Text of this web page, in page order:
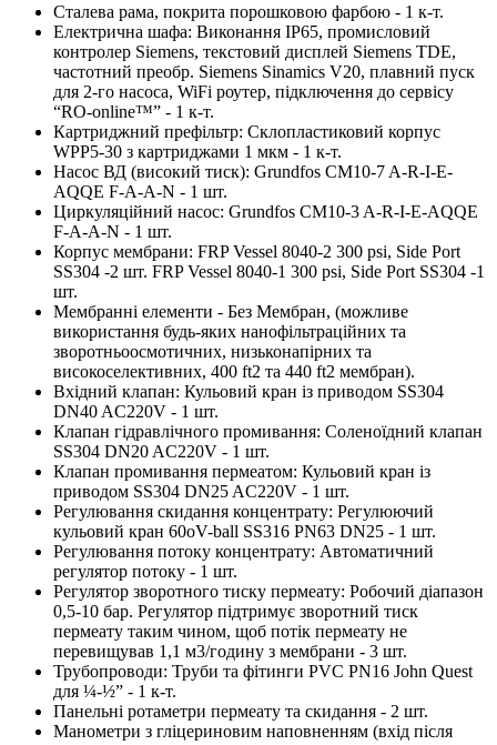
Сталева рама, покрита порошковою фарбою - 1 к-т.
Електрична шафа: Виконання IP65, промисловий
контролер Siemens, текстовий дисплей Siemens TDE,
частотний преобр. Siemens Sinamics V20, плавний пуск
для 2-го насоса, WiFi роутер, підключення до сервісу
“RO-online™” - 1 к-т.
Картриджний префільтр: Склопластиковий корпус
WPP5-30 з картриджами 1 мкм - 1 к-т.
Насос ВД (високий тиск): Grundfos CM10-7 A-R-I-E-
AQQE F-A-A-N - 1 шт.
Циркуляційний насос: Grundfos CM10-3 A-R-I-E-AQQE
F-A-A-N - 1 шт.
Корпус мембрани: FRP Vessel 8040-2 300 psi, Side Port
SS304 -2 шт. FRP Vessel 8040-1 300 psi, Side Port SS304 -1
шт.
Мембранні елементи - Без Мембран, (можливе
використання будь-яких нанофільтраційних та
зворотньоосмотичних, низьконапірних та
високоселективних, 400 ft2 та 440 ft2 мембран).
Вхідний клапан: Кульовий кран із приводом SS304
DN40 AC220V - 1 шт.
Клапан гідравлічного промивання: Соленоїдний клапан
SS304 DN20 AC220V - 1 шт.
Клапан промивання пермеатом: Кульовий кран із
приводом SS304 DN25 AC220V - 1 шт.
Регулювання скидання концентрату: Регулюючий
кульовий кран 60oV-ball SS316 PN63 DN25 - 1 шт.
Регулювання потоку концентрату: Автоматичний
регулятор потоку - 1 шт.
Регулятор зворотного тиску пермеату: Робочий діапазон
0,5-10 бар. Регулятор підтримує зворотний тиск
пермеату таким чином, щоб потік пермеату не
перевищував 1,1 м3/годину з мембрани - 3 шт.
Трубопроводи: Труби та фітинги PVC PN16 John Quest
для ¼-½” - 1 к-т.
Панельні ротаметри пермеату та скидання - 2 шт.
Манометри з гліцериновим наповненням (вхід після